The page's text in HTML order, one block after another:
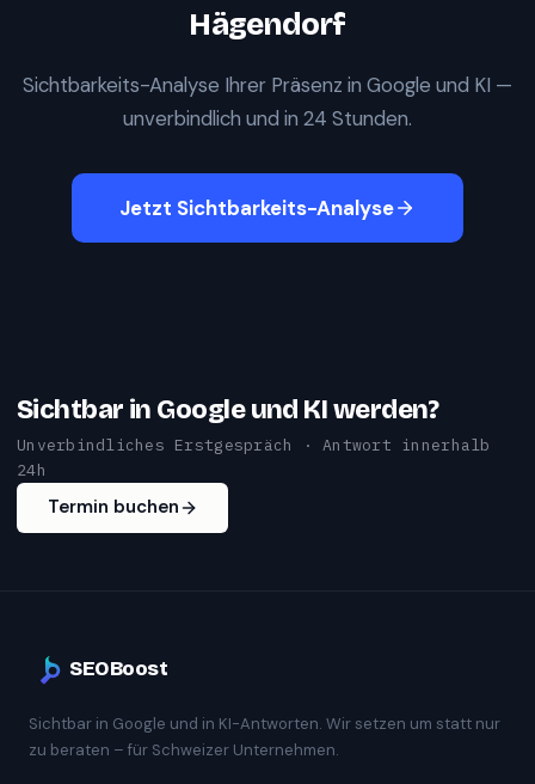
Hägendorf
Sichtbarkeits-Analyse Ihrer Präsenz in Google und KI —
unverbindlich und in 24 Stunden.
Jetzt Sichtbarkeits-Analyse
Sichtbar in Google und KI werden?
Unverbindliches Erstgespräch · Antwort innerhalb
24h
Termin buchen
SEOBoost
Sichtbar in Google und in KI-Antworten. Wir setzen um statt nur
zu beraten – für Schweizer Unternehmen.